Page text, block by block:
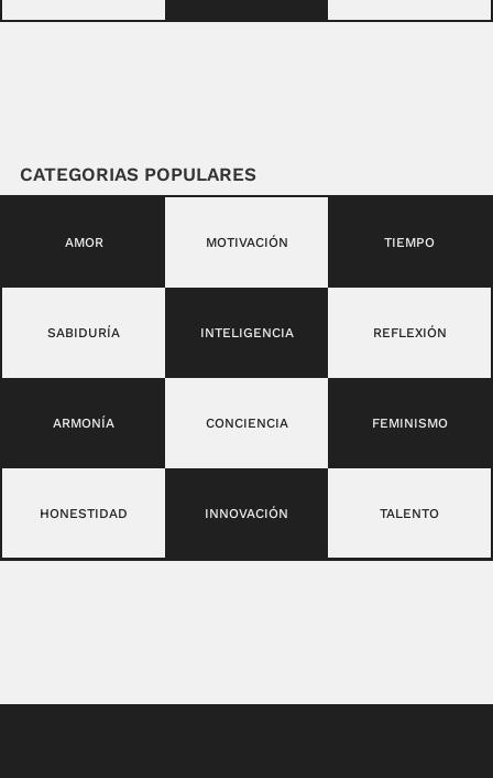
CATEGORIAS POPULARES
AMOR MOTIVACIÓN TIEMPO
SABIDURÍA INTELIGENCIA REFLEXIÓN
ARMONÍA CONCIENCIA FEMINISMO
HONESTIDAD INNOVACIÓN TALENTO